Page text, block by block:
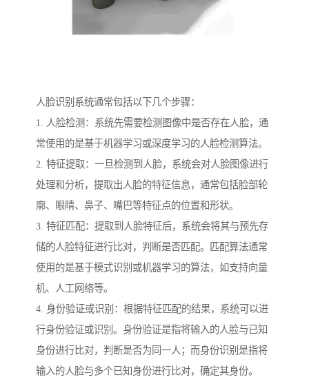
人脸识别系统通常包括以下几个步骤：
1. 人脸检测：系统先需要检测图像中是否存在人脸，通
常使用的是基于机器学习或深度学习的人脸检测算法。
2. 特征提取：一旦检测到人脸，系统会对人脸图像进行
处理和分析，提取出人脸的特征信息，通常包括脸部轮
廓、眼睛、鼻子、嘴巴等特征点的位置和形状。
3. 特征匹配：提取到人脸特征后，系统会将其与预先存
储的人脸特征进行比对，判断是否匹配。匹配算法通常
使用的是基于模式识别或机器学习的算法，如支持向量
机、人工网络等。
4. 身份验证或识别：根据特征匹配的结果，系统可以进
行身份验证或识别。身份验证是指将输入的人脸与已知
身份进行比对，判断是否为同一人；而身份识别是指将
输入的人脸与多个已知身份进行比对，确定其身份。